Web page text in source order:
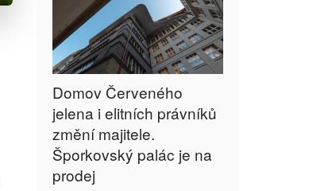
Domov Červeného
jelena i elitních právníků
změní majitele.
Šporkovský palác je na
prodej